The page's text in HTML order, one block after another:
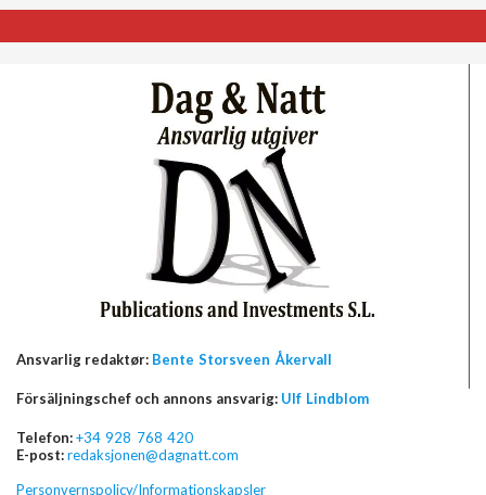
Ansvarlig redaktør: Bente Storsveen Åkervall
Försäljningschef och annons ansvarig: Ulf Lindblom
Telefon:+34 928 768 420
E-post:redaksjonen@dagnatt.com
Personvernspolicy/Informationskapsler